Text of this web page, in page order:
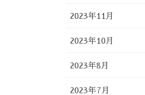
2023年11月
2023年10月
2023年8月
2023年7月